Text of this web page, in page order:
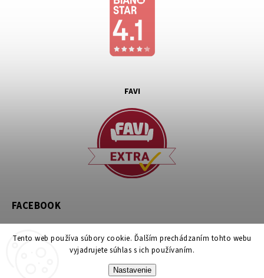
Tento web používa súbory cookie. Ďalším prechádzaním tohto webu
vyjadrujete súhlas s ich používaním.
Nastavenie
FAVI
FACEBOOK